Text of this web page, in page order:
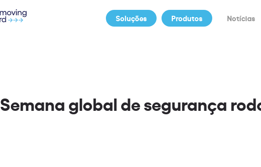
Soluções Produtos Notícias
Semana global de segurança